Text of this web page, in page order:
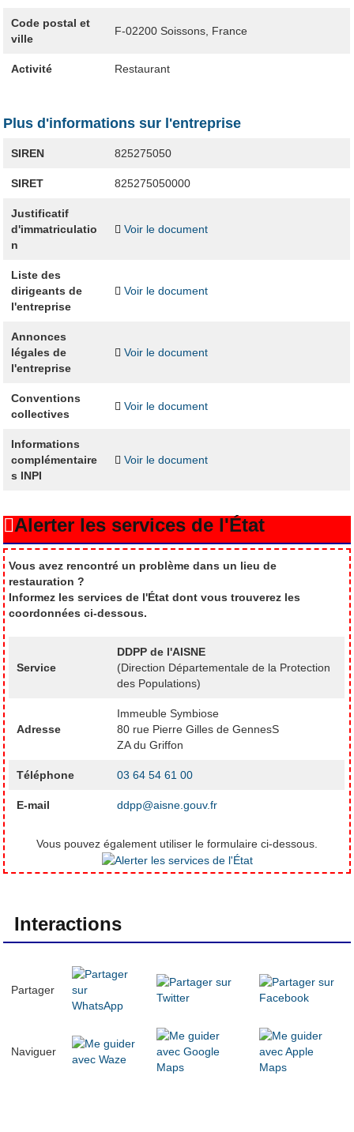
Code postal et
ville
F-02200 Soissons, France
Activité Restaurant
Plus d'informations sur l'entreprise
SIREN 825275050
SIRET 825275050000
Justificatif
d'immatriculatio
n
Voir le document
Liste des
dirigeants de
l'entreprise
Voir le document
Annonces
légales de
l'entreprise
Voir le document
Conventions
collectives
Voir le document
Informations
complémentaire
s INPI
Voir le document
Alerter les services de l'État
Vous avez rencontré un problème dans un lieu de
restauration ?
Informez les services de l'État dont vous trouverez les
coordonnées ci-dessous.
Service
DDPP de l'AISNE
(Direction Départementale de la Protection
des Populations)
Adresse
Immeuble Symbiose
80 rue Pierre Gilles de GennesS
ZA du Griffon
Téléphone 03 64 54 61 00
E-mail ddpp@aisne.gouv.fr
Vous pouvez également utiliser le formulaire ci-dessous.
Interactions
Partager
Naviguer